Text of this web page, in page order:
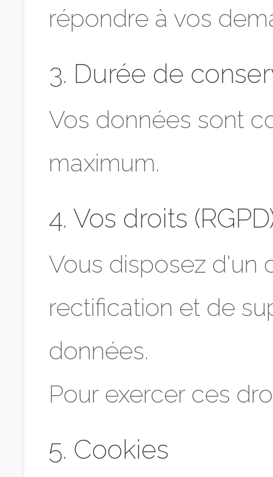
répondre à vos
3. Durée de
Vos données sont
maximum.
4. Vos droits
Vous disposez d'un
rectification et de
données.
Pour exercer ces
5. Cookies